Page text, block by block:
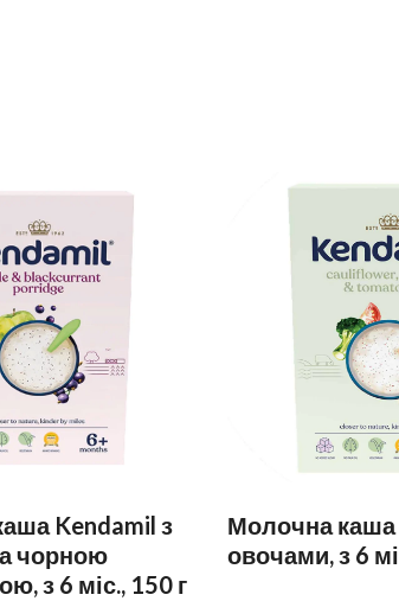
Kendamil з
чорною
з 6 міс., 150 г
Молочна каша
овочами, з 6